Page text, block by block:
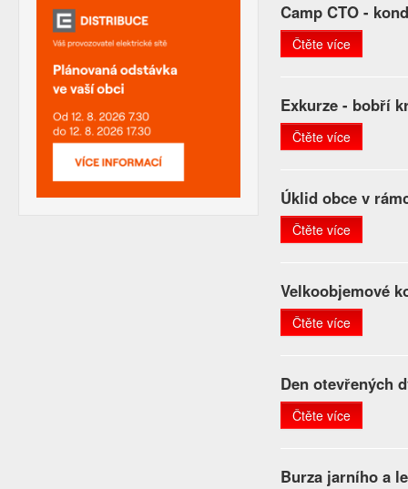
Camp CTO -
Čtěte více
Exkurze - bobří
Čtěte více
Úklid obce v
Čtěte více
Velkoobjemové
Čtěte více
Den otevřených
Čtěte více
Burza jarního a